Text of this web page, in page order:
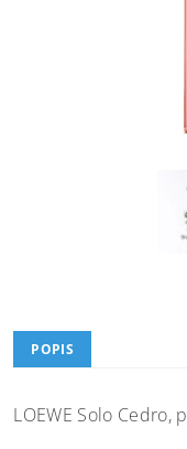
POPIS
LOEWE Solo Cedro,